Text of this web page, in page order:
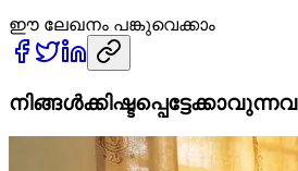
ഈ ലേഖനം പങ്കുവെക്കാം
നിങ്ങൾക്കിഷ്ടപ്പെട്ടേക്കാവുന്നവ